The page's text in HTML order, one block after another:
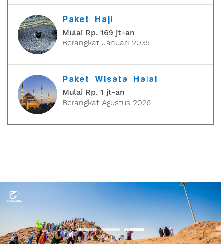
Paket Haji
Mulai Rp. 169 jt-an
Berangkat Januari 2035
Paket Wisata Halal
Mulai Rp. 1 jt-an
Berangkat Agustus 2026